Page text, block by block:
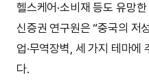
헬스케어·소비재 등도 유망
신증권 연구원은 “중국의 저
업·무역장벽, 세 가지 테마에
다.